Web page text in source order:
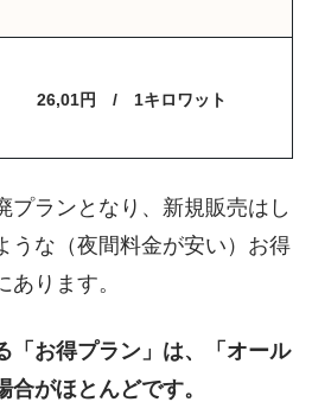
26,01円 / 1キロワット
プランとなり、新規販売はし
うな（夜間料金が安い）お得
ります。
お得プラン」は、「 オール
がほとんどです。